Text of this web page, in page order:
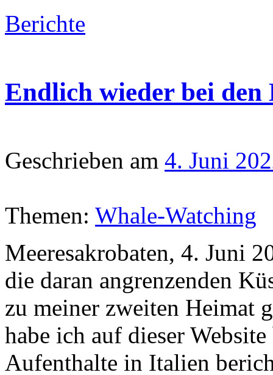
Berichte
Endlich wieder bei
Geschrieben am 4. Juni
Themen: Whale-Watching
Meeresakrobaten, 4. Juni
die daran angrenzenden
zu meiner zweiten Heimat
habe ich auf dieser
Aufenthalte in Italien